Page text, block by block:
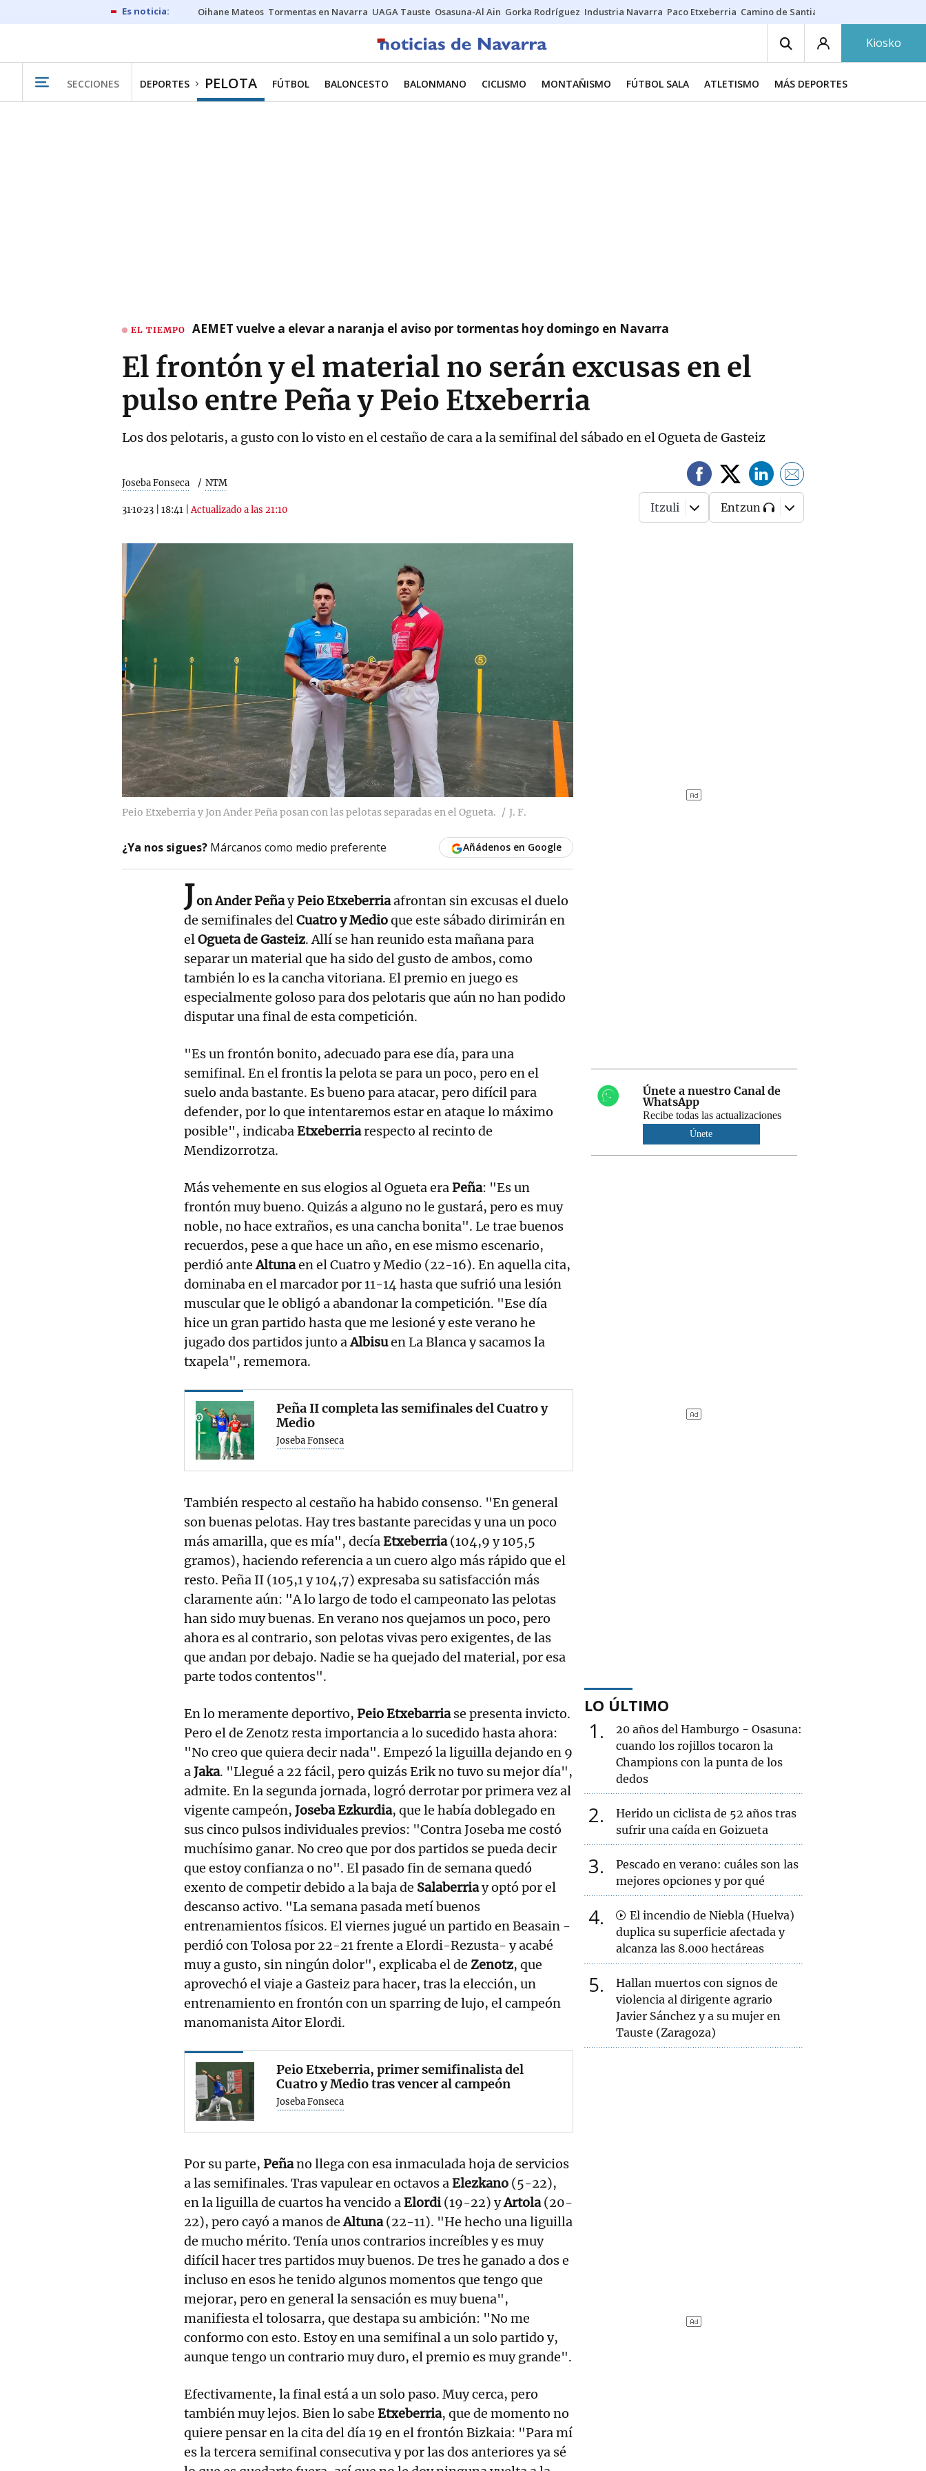
Oihane Mateos Tormentas en Navarra UAGA Tauste Osasuna-Al Ain Gorka Rodríguez Industria Navarra Paco Etxeberria Camino de Santiago
Kiosko
SECCIONES DEPORTES PELOTA FÚTBOL BALONCESTO BALONMANO CICLISMO MONTAÑISMO FÚTBOL SALA ATLETISMO MÁS DEPORTES
EL TIEMPO AEMET vuelve a elevar a naranja el aviso por tormentas hoy domingo en Navarra
El frontón y el material no serán excusas en el
pulso entre Peña y Peio Etxeberria
Los dos pelotaris, a gusto con lo visto en el cestaño de cara a la semifinal del sábado en el Ogueta de Gasteiz
Joseba Fonseca NTM
31·10·23 18:41 |Actualizado a las 21:10 Itzuli Entzun
Peio Etxeberria y Jon Ander Peña posan con las pelotas separadas en el Ogueta. J. F.
¿Ya nos sigues? Márcanos como medio preferente Añádenos en Google
Jon Ander PeñayPeio Etxeberriaafrontan sin excusas el duelo
de semifinales delCuatro y Medioque este sábado dirimirán en
elOgueta de Gasteiz. Allí se han reunido esta mañana para
separar un material que ha sido del gusto de ambos, como
también lo es la cancha vitoriana. El premio en juego es
especialmente goloso para dos pelotaris que aún no han podido
disputar una final de esta competición.
"Es un frontón bonito, adecuado para ese día, para una
semifinal. En el frontis la pelota se para un poco, pero en el
suelo anda bastante. Es bueno para atacar, pero difícil para
defender, por lo que intentaremos estar en ataque lo máximo
posible", indicabaEtxeberriarespecto al recinto de
Mendizorrotza.
Más vehemente en sus elogios al Ogueta eraPeña: "Es un
frontón muy bueno. Quizás a alguno no le gustará, pero es muy
noble, no hace extraños, es una cancha bonita". Le trae buenos
recuerdos, pese a que hace un año, en ese mismo escenario,
perdió anteAltunaen el Cuatro y Medio (22-16). En aquella cita,
dominaba en el marcador por 11-14 hasta que sufrió una lesión
muscular que le obligó a abandonar la competición. "Ese día
hice un gran partido hasta que me lesioné y este verano he
jugado dos partidos junto aAlbisuen La Blanca y sacamos la
txapela", rememora.
Peña II completa las semifinales del Cuatro y
Medio
Joseba Fonseca
También respecto al cestaño ha habido consenso. "En general
son buenas pelotas. Hay tres bastante parecidas y una un poco
más amarilla, que es mía", decíaEtxeberria(104,9 y 105,5
gramos), haciendo referencia a un cuero algo más rápido que el
resto. Peña II (105,1 y 104,7) expresaba su satisfacción más
claramente aún: "A lo largo de todo el campeonato las pelotas
han sido muy buenas. En verano nos quejamos un poco, pero
ahora es al contrario, son pelotas vivas pero exigentes, de las
que andan por debajo. Nadie se ha quejado del material, por esa
parte todos contentos".
En lo meramente deportivo, Peio Etxebarriase presenta invicto.
Pero el de Zenotz resta importancia a lo sucedido hasta ahora:
"No creo que quiera decir nada". Empezó la liguilla dejando en 9
aJaka. "Llegué a 22 fácil, pero quizás Erik no tuvo su mejor día",
admite. En la segunda jornada, logró derrotar por primera vez al
vigente campeón, Joseba Ezkurdia, que le había doblegado en
sus cinco pulsos individuales previos: "Contra Joseba me costó
muchísimo ganar. No creo que por dos partidos se pueda decir
que estoy confianza o no". El pasado fin de semana quedó
exento de competir debido a la baja de Salaberriay optó por el
descanso activo. "La semana pasada metí buenos
entrenamientos físicos. El viernes jugué un partido en Beasain -
perdió con Tolosa por 22-21 frente a Elordi-Rezusta- y acabé
muy a gusto, sin ningún dolor", explicaba el de Zenotz, que
aprovechó el viaje a Gasteiz para hacer, tras la elección, un
entrenamiento en frontón con un sparring de lujo, el campeón
manomanista Aitor Elordi.
Peio Etxeberria, primer semifinalista del
Cuatro y Medio tras vencer al campeón
Joseba Fonseca
Por su parte, Peñano llega con esa inmaculada hoja de servicios
a las semifinales. Tras vapulear en octavos aElezkano (5-22),
en la liguilla de cuartos ha vencido aElordi(19-22) yArtola(20-
22), pero cayó a manos deAltuna(22-11). "He hecho una liguilla
de mucho mérito. Tenía unos contrarios increíbles y es muy
difícil hacer tres partidos muy buenos. De tres he ganado a dos e
incluso en esos he tenido algunos momentos que tengo que
mejorar, pero en general la sensación es muy buena",
manifiesta el tolosarra, que destapa su ambición: "No me
conformo con esto. Estoy en una semifinal a un solo partido y,
aunque tengo un contrario muy duro, el premio es muy grande".
Efectivamente, la final está a un solo paso. Muy cerca, pero
también muy lejos. Bien lo sabe Etxeberria, que de momento no
quiere pensar en la cita del día 19 en el frontón Bizkaia: "Para mí
es la tercera semifinal consecutiva y por las dos anteriores ya sé
Únete a nuestro Canal de
WhatsApp
Recibe todas las actualizaciones
Únete
LO ÚLTIMO
1
20 años del Hamburgo - Osasuna:
cuando los rojillos tocaron la
Champions con la punta de los
dedos
2
Herido un ciclista de 52 años tras
sufrir una caída en Goizueta
3
Pescado en verano: cuáles son las
mejores opciones y por qué
4
El incendio de Niebla (Huelva)
duplica su superficie afectada y
alcanza las 8.000 hectáreas
5
Hallan muertos con signos de
violencia al dirigente agrario
Javier Sánchez y a su mujer en
Tauste (Zaragoza)